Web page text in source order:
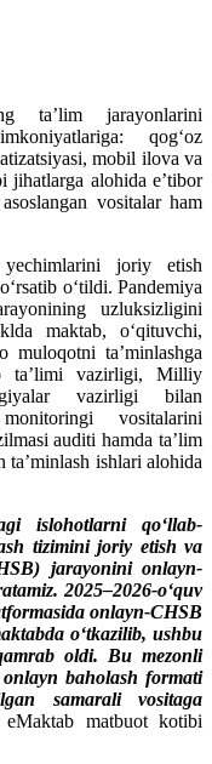
ta’lim jarayonlarini
qog‘oz
mobil ilova va
jihatlarga alohida e’tibor
vositalar ham
joriy etish
oʻtildi. Pandemiya
uzluksizligini
maktab, o‘qituvchi,
muloqotni ta’minlashga
ta’limi vazirligi, Milliy
vazirligi bilan
vositalarini
auditi hamda ta’lim
ta’minlash ishlari alohida
islohotlarni qo‘llab-
tizimini joriy etish va
jarayonini onlayn-
2025–2026-o‘quv
onlayn-CHSB
o‘tkazilib, ushbu
oldi. Bu mezonli
baholash formati
samarali vositaga
matbuot kotibi